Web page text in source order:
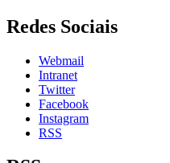
Redes Sociais
Webmail
Intranet
Twitter
Facebook
Instagram
RSS